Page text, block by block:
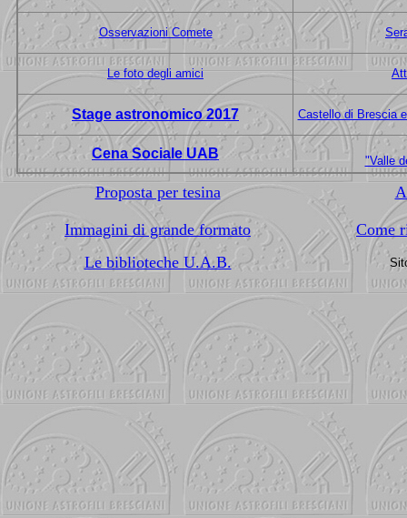
Osservazioni Comete
Le foto degli amici
Stage astronomico 2017 Castello di Brescia
Cena Sociale UAB "Valle
Proposta per tesina
Immagini di grande formato
Come
Le biblioteche U.A.B.